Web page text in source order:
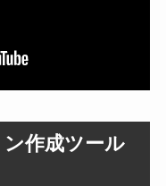
作成ツール